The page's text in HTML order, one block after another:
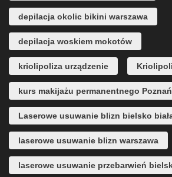
depilacja okolic bikini warszawa
depilacja woskiem mokotów
kriolipoliza urządzenie
kurs makijażu permanentnego Poznań
Laserowe usuwanie blizn bielsko
laserowe usuwanie blizn warszawa
laserowe usuwanie przebarwień